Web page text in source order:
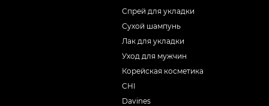
Спрей для укладки
Сухой шампунь
Лак для укладки
Уход для мужчин
Корейская косметика
CHI
Davines